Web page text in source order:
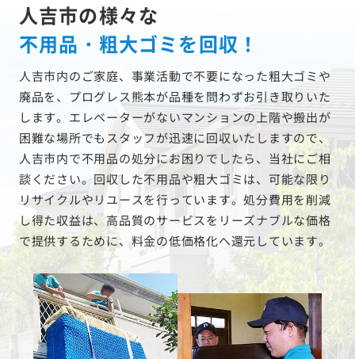
人吉市の様々な
不用品・粗大ゴミを回収！
人吉市内のご家庭、事業活動で不要になった粗大ゴミや
廃品を、プログレス熊本が品種を問わずお引き取りいた
します。エレベーターがないマンションの上階や搬出が
困難な場所でもスタッフが迅速に回収いたしますので、
人吉市内で不用品の処分にお困りでしたら、当社にご相
談ください。回収した不用品や粗大ゴミは、可能な限り
リサイクルやリユースを行っています。処分費用を削減
し得た収益は、高品質のサービスをリーズナブルな価格
で提供するために、料金の低価格化へ還元しています。